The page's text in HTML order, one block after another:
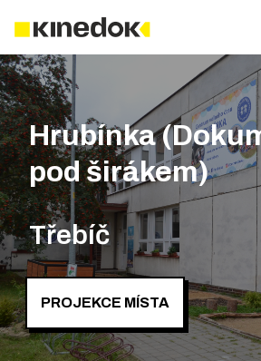
Hrubínka
pod širákem)
Třebíč
PROJEKCE MÍSTA